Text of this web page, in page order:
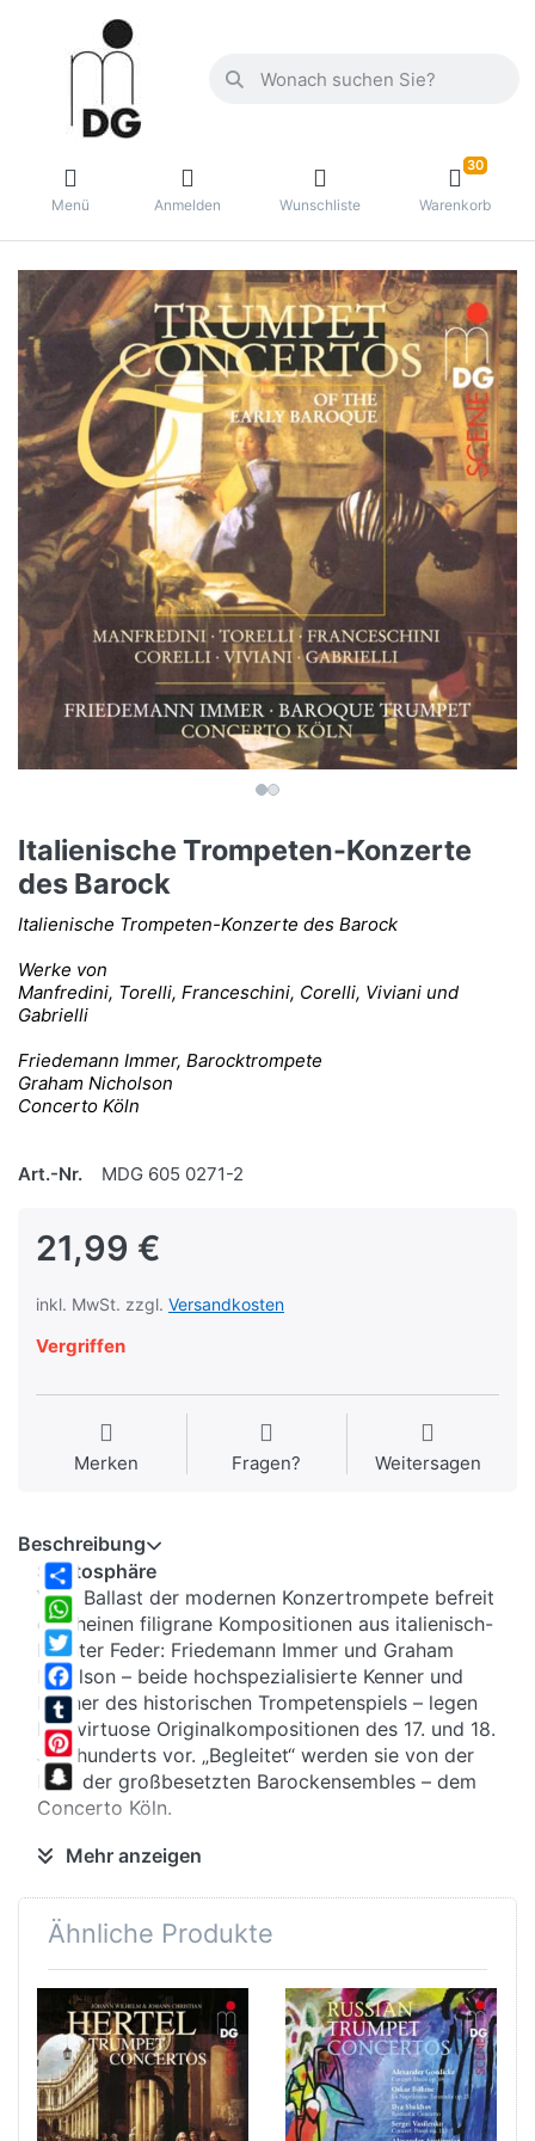
Menü Anmelden Wunschliste
30
Warenkorb
Italienische Trompeten-Konzerte
des Barock
Italienische Trompeten-Konzerte des Barock
Werke von
Manfredini, Torelli, Franceschini, Corelli, Viviani und
Gabrielli
Friedemann Immer, Barocktrompete
Graham Nicholson
Concerto Köln
Art.-Nr. MDG 605 0271-2
21,99 €
inkl. MwSt. zzgl. Versandkosten
Vergriffen
Merken Fragen? Weitersagen
Share
WhatsApp
Twitter
Facebook
Tumblr
Pinterest
Snapchat
Beschreibung
Stratosphäre
Vom Ballast der modernen Konzertrompete befreit
erscheinen filigrane Kompositionen aus italienisch-
leichter Feder: Friedemann Immer und Graham
Nicolson – beide hochspezialisierte Kenner und
Könner des historischen Trompetenspiels – legen
hier virtuose Originalkompositionen des 17. und 18.
Jahrhunderts vor. „Begleitet“ werden sie von der
Nr. 1 der großbesetzten Barockensembles – dem
Concerto Köln.
Höhenflug
Siegeszug in Italien zu Beginn des 17. Jahrhunderts
und avanciert vom tumben, freiluftfähigen Signal-
Ausgangspunkt und Zentrum der italienischen
Trompetenkunst ist Bologna. Ein Großteil der hier
eingespielten Werke ist hier entstanden.
Looping
Als unbestrittener Meister der
Trompetenkompositionen gilt heute Giuseppe
Mehr anzeigen
Ähnliche Produkte